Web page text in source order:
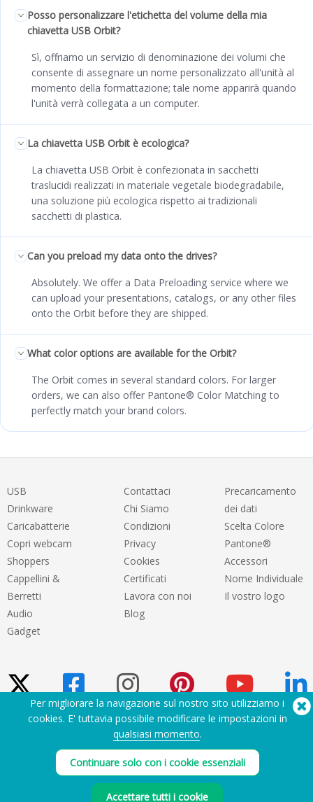
Posso personalizzare l'etichetta del volume della mia
chiavetta USB Orbit?
Sì, offriamo un servizio di denominazione dei volumi che
consente di assegnare un nome personalizzato all'unità al
momento della formattazione; tale nome apparirà quando
l'unità verrà collegata a un computer.
La chiavetta USB Orbit è ecologica?
La chiavetta USB Orbit è confezionata in sacchetti
traslucidi realizzati in materiale vegetale biodegradabile,
una soluzione più ecologica rispetto ai tradizionali
sacchetti di plastica.
Can you preload my data onto the drives?
Absolutely. We offer a Data Preloading service where we
can upload your presentations, catalogs, or any other files
onto the Orbit before they are shipped.
What color options are available for the Orbit?
The Orbit comes in several standard colors. For larger
orders, we can also offer Pantone® Color Matching to
perfectly match your brand colors.
USB
Drinkware
Caricabatterie
Copri webcam
Shoppers
Cappellini &
Berretti
Audio
Gadget
Contattaci
Chi Siamo
Condizioni
Privacy
Cookies
Certificati
Lavora con noi
Blog
Precaricamento
dei dati
Scelta Colore
Pantone®
Accessori
Nome Individuale
Il vostro logo
Hai bisogno di aiuto? Tel:
Copyright © 2026 Flashbay
Per migliorare la navigazione sul nostro sito utilizziamo i
cookies. E' tuttavia possibile modificare le impostazioni in
qualsiasi momento.
Continuare solo con i cookie essenziali
Accettare tutti i cookie